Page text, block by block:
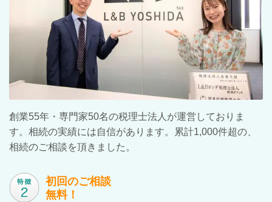
創業55年・専門家50名の税理士法人が運営しておりま
す。相続の実績には自信があります。累計1,000件超の、
相続のご相談を頂きました。
初回のご相談
無料！